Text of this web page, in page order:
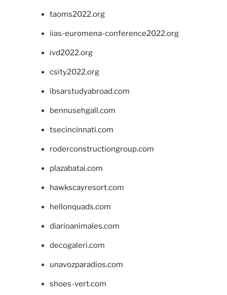
taoms2022.org
iias-euromena-conference2022.org
ivd2022.org
csity2022.org
ibsarstudyabroad.com
bennusehgall.com
tsecincinnati.com
roderconstructiongroup.com
plazabatai.com
hawkscayresort.com
hellonquads.com
diarioanimales.com
decogaleri.com
unavozparadios.com
shoes-vert.com